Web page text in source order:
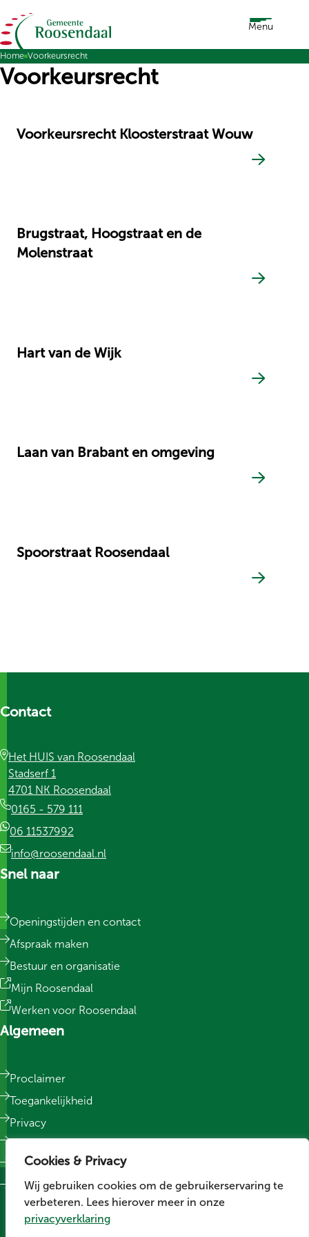
Cookies & Privacy
Wij gebruiken cookies om de gebruikerservaring te
verbeteren. Lees hierover meer in onze
privacyverklaring
Ga naar de inhoud Menu
Home Voorkeursrecht
Voorkeursrecht
Voorkeursrecht Kloosterstraat Wouw
Brugstraat, Hoogstraat en de
Molenstraat
Hart van de Wijk
Laan van Brabant en omgeving
Spoorstraat Roosendaal
Contact
Het HUIS van Roosendaal
Stadserf 1
4701 NK Roosendaal
0165 - 579 111
06 11537992
info@roosendaal.nl
Snel naar
Openingstijden en contact
Afspraak maken
Bestuur en organisatie
Mijn Roosendaal
Werken voor Roosendaal
Algemeen
Proclaimer
Toegankelijkheid
Privacy
Sitemap
Cookievoorkeuren wijzigen
Social media